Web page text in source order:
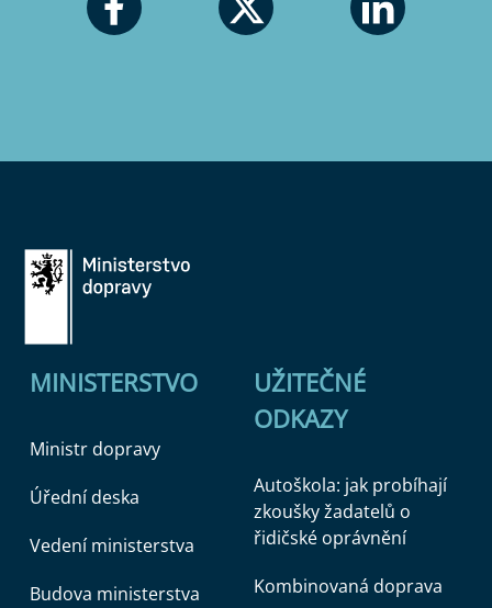
MINISTERSTVO
Ministr dopravy
Úřední deska
Vedení ministerstva
Budova ministerstva
UŽITEČNÉ
ODKAZY
Autoškola: jak probíhají
zkoušky žadatelů o
řidičské oprávnění
Kombinovaná doprava